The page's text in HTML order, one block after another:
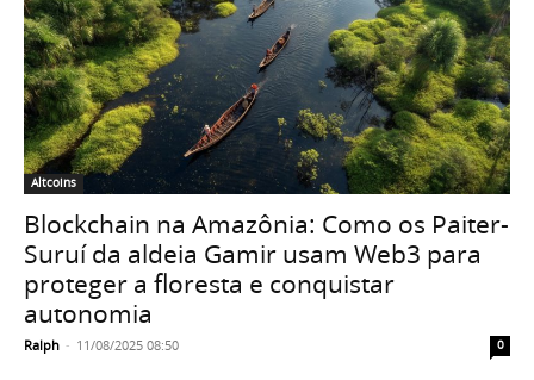
Altcoins
Blockchain na Amazônia: Como os Paiter-
Suruí da aldeia Gamir usam Web3 para
proteger a floresta e conquistar
autonomia
Ralph - 11/08/2025 08:50 0